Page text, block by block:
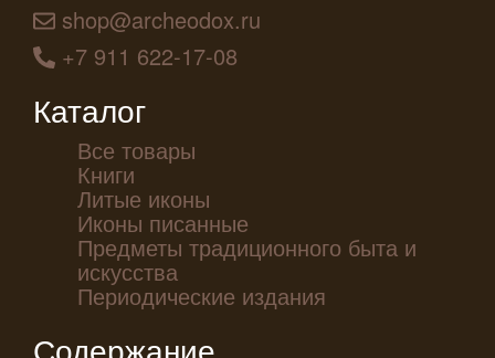
shop@archeodox.ru
+7 911 622-17-08
Каталог
Все товары
Книги
Литые иконы
Иконы писанные
Предметы традиционного быта и
искусства
Периодические издания
Содержание